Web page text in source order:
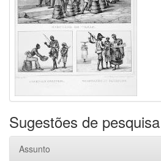
Sugestões de pesquisa
Assunto